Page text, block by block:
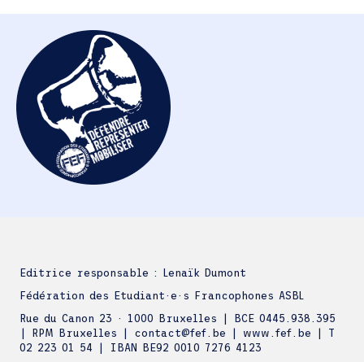
Editrice responsable : Lenaïk Dumont
Fédération des Etudiant·e·s Francophones ASBL
Rue du Canon 23 · 1000 Bruxelles | BCE 0445.938.395
| RPM Bruxelles | contact@fef.be | www.fef.be | T
02 223 01 54 | IBAN BE92 0010 7276 4123